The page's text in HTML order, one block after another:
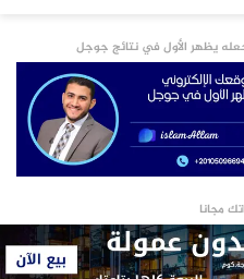
يظهر الأول في نتائج جوجل
مجانا